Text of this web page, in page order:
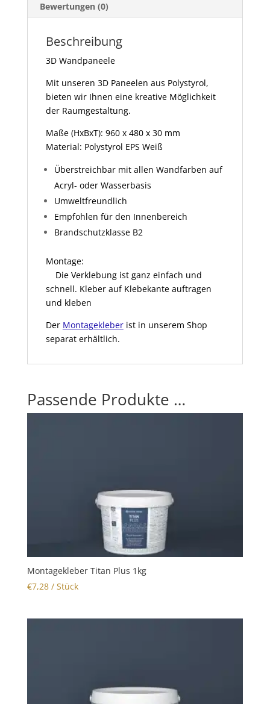
Bewertungen (0)
Beschreibung
3D Wandpaneele
Mit unseren 3D Paneelen aus Polystyrol,
bieten wir Ihnen eine kreative Möglichkeit
der Raumgestaltung.
Maße (HxBxT): 960 x 480 x 30 mm
Material: Polystyrol EPS Weiß
Überstreichbar mit allen Wandfarben auf
Acryl- oder Wasserbasis
Umweltfreundlich
Empfohlen für den Innenbereich
Brandschutzklasse B2
Montage:
Die Verklebung ist ganz einfach und
schnell. Kleber auf Klebekante auftragen
und kleben
Der Montagekleberist in unserem Shop
separat erhältlich.
Passende Produkte …
Montagekleber Titan Plus 1kg
€7,28/ Stück